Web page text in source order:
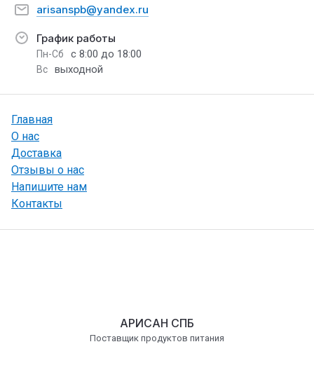
arisanspb@yandex.ru
График работы
Пн-Сб с 8:00 до 18:00
Вс выходной
Главная
О нас
Доставка
Отзывы о нас
Напишите нам
Контакты
АРИСАН СПБ
Поставщик продуктов питания